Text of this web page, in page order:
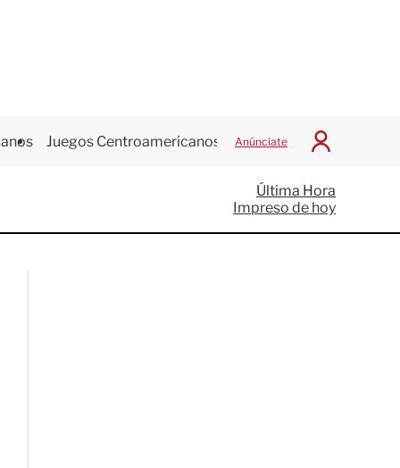
Juegos Centroamericanos Anúnciate
I
c
i
a
Última Hora
Impreso de hoy